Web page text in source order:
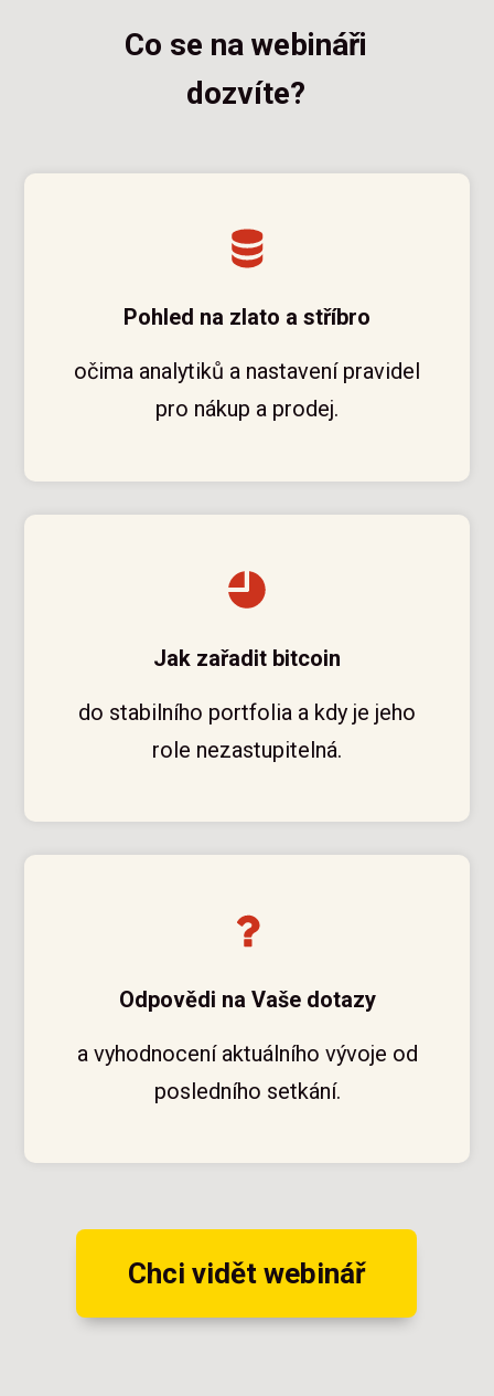
Co se na webináři
dozvíte?
Pohled na zlato a stříbro
očima analytiků a nastavení pravidel
pro nákup a prodej.
Jak zařadit bitcoin
do stabilního portfolia a kdy je jeho
role nezastupitelná.
Odpovědi na Vaše dotazy
a vyhodnocení aktuálního vývoje od
posledního setkání.
Chci vidět webinář